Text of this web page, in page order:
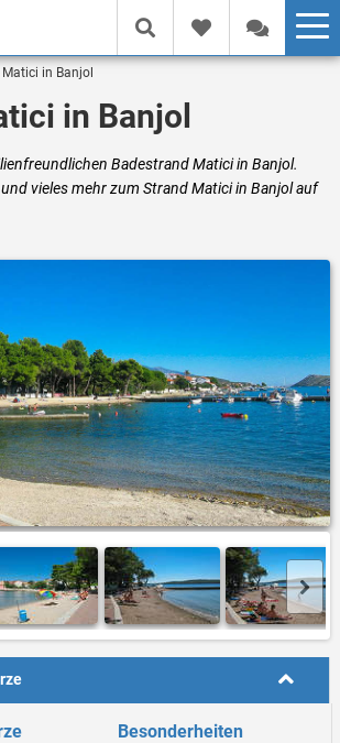
in Banjol
in Banjol
Badestrand Matici in Banjol.
vieles mehr zum Strand Matici in Banjol auf
Besonderheiten